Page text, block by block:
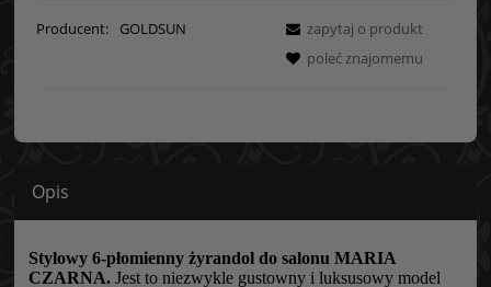
Producent: GOLDSUN
zapytaj o produkt
poleć znajomemu
Opis
Stylowy 6-płomienny żyrandol do salonu MARIA
CZARNA. Jest to niezwykle gustowny i luksusowy model